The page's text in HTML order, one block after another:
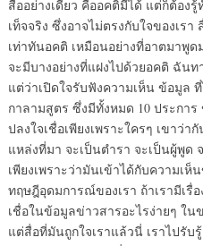
สื่ออย่างเดียว คืออคติมีได้ แต่ก็ต้อง
เท็จจริง ซึ่งอาจไม่ตรงกับใจของเร
เท่าทันอคติ เหมือนอย่างที่อาตมาพู
จะมีบางอย่างที่แฝงไปด้วยอคติ ฉัน
แต่ว่าเปิดใจรับฟังความเห็น ข้อมูล
กาลามสูตร ซึ่งมีทั้งหมด 10 ประกา
ปลงใจเชื่อเพียงเพราะใครๆ เขาว่า
แหล่งที่มา จะเป็นตำรา จะเป็นผู้พูด
เพียงเพราะว่ามันเข้าได้กับความเ
ทฤษฎีอุดมการณ์ของเรา ถ้าเรามีเรื่
เชื่อในข้อมูลข่าวสารอะไรง่ายๆ ใน
แต่สื่อที่มันถูกใจเราแล้วนี่ เราไปรั